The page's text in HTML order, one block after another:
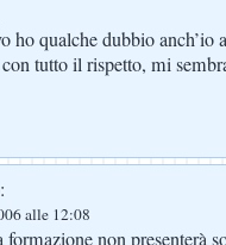
ho qualche dubbio anch’io
tutto il rispetto, mi
alle 12:08
formazione non presenterà